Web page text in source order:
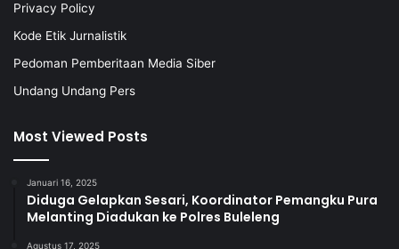
Privacy Policy
Kode Etik Jurnalistik
Pedoman Pemberitaan Media Siber
Undang Undang Pers
Most Viewed Posts
Januari 16, 2025
Diduga Gelapkan Sesari, Koordinator Pemangku Pura
Melanting Diadukan ke Polres Buleleng
Agustus 17, 2025